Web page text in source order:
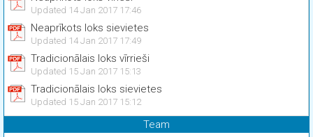
Updated 14 Jan 2017 17:46
Neaprīkots loks sievietes
Updated 14 Jan 2017 17:49
Tradicionālais loks vīrrieši
Updated 15 Jan 2017 15:13
Tradicionālais loks sievietes
Updated 15 Jan 2017 15:12
Team